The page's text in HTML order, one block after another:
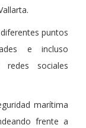
puntos
e incluso
sociales
marítima
frente a